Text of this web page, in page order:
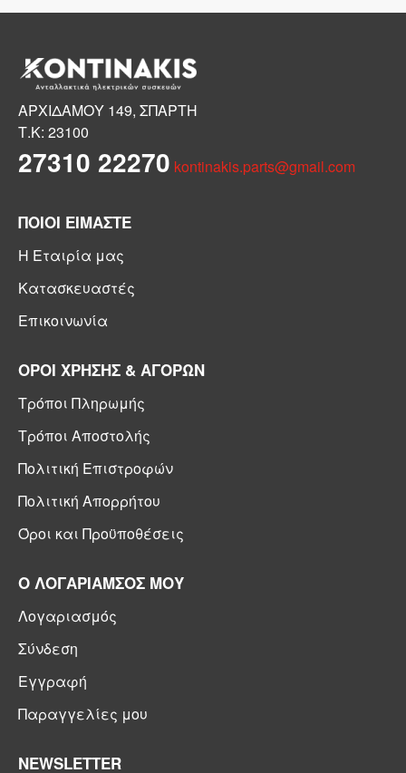
ΑΡΧΙΔΑΜΟΥ 149, ΣΠΑΡΤΗ
Τ.Κ: 23100
27310 22270 kontinakis.parts@gmail.com
ΠΟΙΟΙ ΕΙΜΑΣΤΕ
Η Εταιρία μας
Κατασκευαστές
Επικοινωνία
ΟΡΟΙ ΧΡΗΣΗΣ & ΑΓΟΡΩΝ
Τρόποι Πληρωμής
Τρόποι Αποστολής
Πολιτική Επιστροφών
Πολιτική Απορρήτου
Όροι και Προϋποθέσεις
Ο ΛΟΓΑΡΙΑΜΣΟΣ ΜΟΥ
Λογαριασμός
Σύνδεση
Εγγραφή
Παραγγελίες μου
NEWSLETTER